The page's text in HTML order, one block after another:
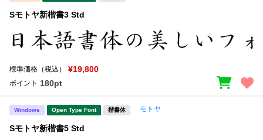
Sモトヤ新楷書3 Std
標準価格（税込） ¥19,800
ポイント 180pt
Windows Open Type Font 楷書体 モトヤ
Sモトヤ新楷書5 Std